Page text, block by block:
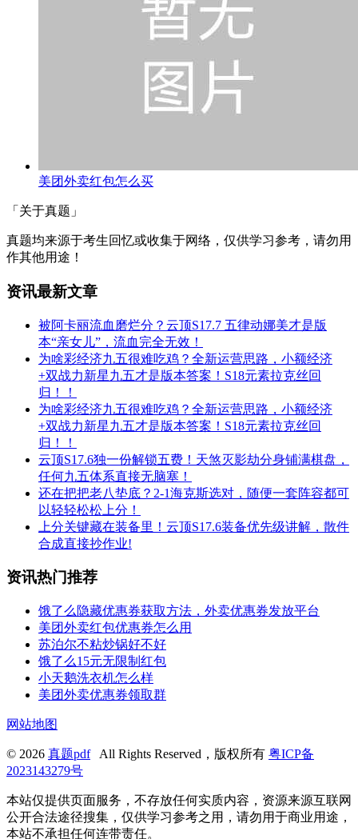
美团外卖红包怎么买
「关于真题」
真题均来源于考生回忆或收集于网络，仅供学习参考，请勿用
作其他用途！
资讯最新文章
被阿卡丽流血磨烂分？云顶S17.7 五律动娜美才是版
本“亲女儿”，流血完全无效！
为啥彩经济九五很难吃鸡？全新运营思路，小额经济
+双战力新星九五才是版本答案！S18元素拉克丝回
归！！
为啥彩经济九五很难吃鸡？全新运营思路，小额经济
+双战力新星九五才是版本答案！S18元素拉克丝回
归！！
云顶S17.6独一份解锁五费！天煞灭影劫分身铺满棋盘，
任何九五体系直接无脑塞！
还在把把老八垫底？2-1海克斯选对，随便一套阵容都可
以轻轻松松上分！
上分关键藏在装备里！云顶S17.6装备优先级讲解，散件
合成直接抄作业!
资讯热门推荐
饿了么隐藏优惠券获取方法，外卖优惠券发放平台
美团外卖红包优惠券怎么用
苏泊尔不粘炒锅好不好
饿了么15元无限制红包
小天鹅洗衣机怎么样
美团外卖优惠券领取群
网站地图
© 2026 真题pdfAll Rights Reserved，版权所有 粤ICP备
2023143279号
本站仅提供页面服务，不存放任何实质内容，资源来源互联网
公开合法途径搜集，仅供学习参考之用，请勿用于商业用途，
本站不承担任何连带责任。